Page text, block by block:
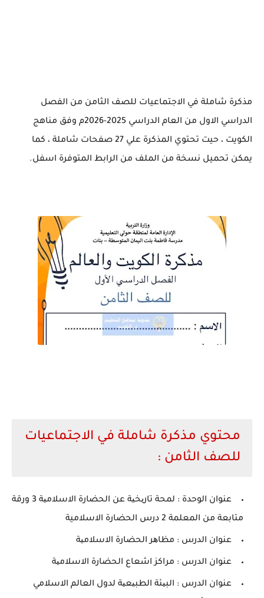
مذكرة شاملة في الاجتماعيات للصف الثامن من الفصل
الدراسي الاول من العام الدراسي 2025-2026م وفق مناهج
الكويت ، حيت تحتوي المذكرة علي 27 صفحات شاملة ، كما
يمكن تحميل نسخة من الملف من الرابط المتوفرة اسفل.
محتوي مذكرة شاملة في الاجتماعيات
للصف الثامن :
عنوان الوحدة : لمحة تاریخیة عن الحضارة الاسلامیة 3 ورقة
متابعة من المعلمة 2 درس الحضارة الاسلامية
عنوان الدرس : مظاھر الحضارة الاسلامیة
عنوان الدرس : مراكز اشعاع الحضارة الاسلامیة
عنوان الدرس : البیئة الطبیعیة لدول العالم الاسلامي